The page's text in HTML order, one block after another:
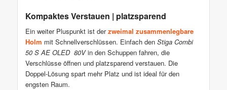
Kompaktes Verstauen | platzsparend
Ein weiter Pluspunkt ist derzweimal zusammenlegbare
Holm mit Schnellverschlüssen. Einfach den Stiga Combi
50 S AE OLED 80Vin den Schuppen fahren, die
Verschlüsse öffnen und platzsparend verstauen. Die
Doppel-Lösung spart mehr Platz und ist ideal für den
engsten Raum.